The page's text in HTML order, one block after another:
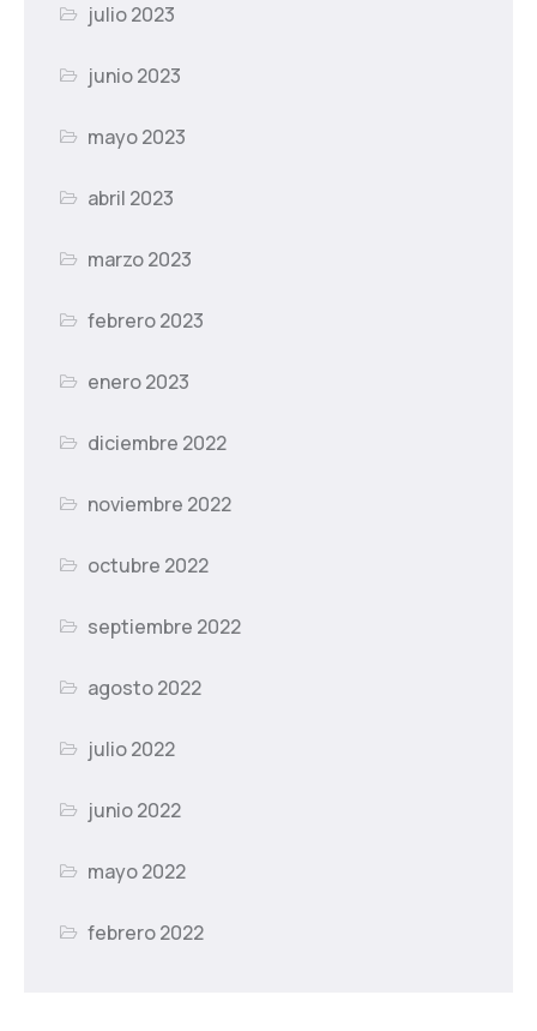
julio 2023
junio 2023
mayo 2023
abril 2023
marzo 2023
febrero 2023
enero 2023
diciembre 2022
noviembre 2022
octubre 2022
septiembre 2022
agosto 2022
julio 2022
junio 2022
mayo 2022
febrero 2022